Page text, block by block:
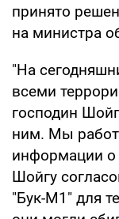
принято
на министра
"На
всеми
господин
ним. Мы
информации о
Шойгу
"Бук-М1" для